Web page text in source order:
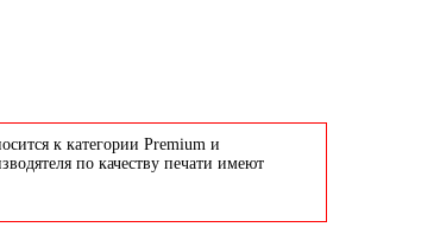
к категории Premium и
по качеству печати имеют